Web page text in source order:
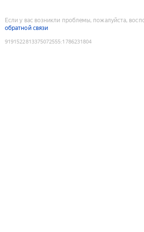
Если у вас возникли проблемы, пожалуйста,
обратной связи
9191522813375072555:1786231804